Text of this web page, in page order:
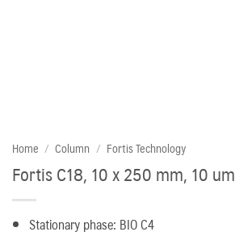
Home / Column / Fortis Technology
Fortis C18, 10 x 250 mm, 10 um
Stationary phase: BIO C4